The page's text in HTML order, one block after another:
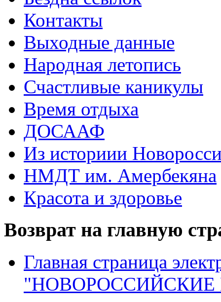
Контакты
Выходные данные
Народная летопись
Счастливые каникулы
Время отдыха
ДОСААФ
Из историии
НМДТ им. Амербекяна
Красота и здоровье
Возврат на главную
Главная страница
"НОВОРОССИЙСКИЕ